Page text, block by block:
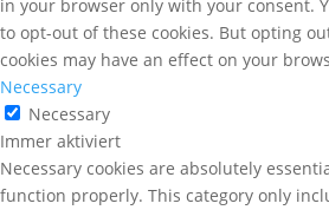
in your browser only with your consent.
to opt-out of these cookies. But opting
cookies may have an effect on your
Necessary
Necessary
Immer aktiviert
Necessary cookies are absolutely
function properly. This category only